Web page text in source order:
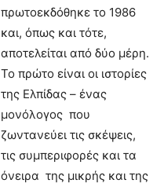
πρωτοεκδόθηκε το 1986
και, όπως και τότε,
αποτελείται από δύο μέρη.
Το πρώτο είναι οι ιστορίες
της Ελπίδας – ένας
μονόλογος που
ζωντανεύει τις σκέψεις,
τις συμπεριφορές και τα
όνειρα της μικρής και της